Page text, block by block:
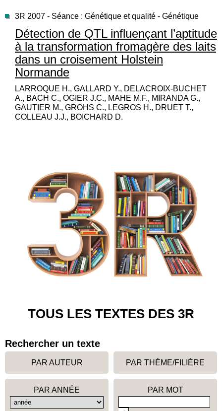
3R 2007 - Séance : Génétique et qualité - Génétique
Détection de QTL influençant l’aptitude
à la transformation fromagère des laits
dans un croisement Holstein
Normande
LARROQUE H., GALLARD Y., DELACROIX-BUCHET
A., BACH C., OGIER J.C., MAHE M.F., MIRANDA G.,
GAUTIER M., GROHS C., LEGROS H., DRUET T.,
COLLEAU J.J., BOICHARD D.
TOUS LES TEXTES DES 3R
Rechercher un texte
PAR AUTEUR PAR THÈME/FILIÈRE
PAR ANNÉE PAR MOT